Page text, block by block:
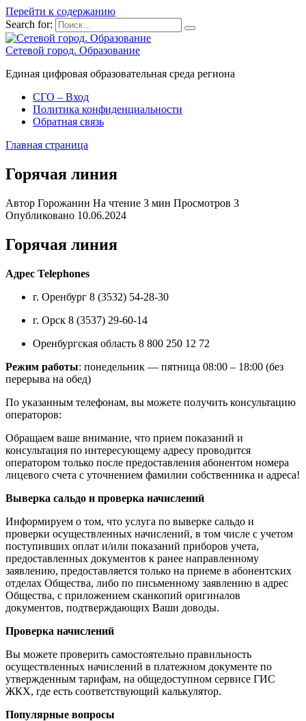
Перейти к содержанию
Search for:
Сетевой город. Образование
Единая цифровая образовательная среда региона
СГО – Вход
Политика конфиденциальности
Обратная связь
Главная страница
Горячая линия
Автор Горожанин На чтение 3 мин Просмотров 3
Опубликовано 10.06.2024
Горячая линия
Адрес Telephones
г. Оренбург 8 (3532) 54-28-30
г. Орск 8 (3537) 29-60-14
Оренбургская область 8 800 250 12 72
Режим работы: понедельник — пятница 08:00 – 18:00 (без
перерыва на обед)
По указанным телефонам, вы можете получить консультацию
операторов:
Обращаем ваше внимание, что прием показаний и
консультация по интересующему адресу проводится
оператором только после предоставления абонентом номера
лицевого счета с уточнением фамилии собственника и адреса!
Выверка сальдо и проверка начислений
Информируем о том, что услуга по выверке сальдо и
проверки осуществленных начислений, в том числе с учетом
поступивших оплат и/или показаний приборов учета,
предоставленных документов к ранее направленному
заявлению, предоставляется только на приеме в абонентских
отделах Общества, либо по письменному заявлению в адрес
Общества, с приложением сканкопий оригиналов
документов, подтверждающих Ваши доводы.
Проверка начислений
Вы можете проверить самостоятельно правильность
осуществленных начислений в платежном документе по
утвержденным тарифам, на общедоступном сервисе ГИС
ЖКХ, где есть соответствующий калькулятор.
Популярные вопросы